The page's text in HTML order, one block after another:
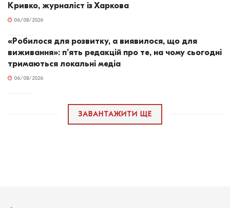
Кривко, журналіст із Харкова
06/08/2026
«Робилося для розвитку, а виявилося, що для
виживання»: п’ять редакцій про те, на чому сьогодні
тримаються локальні медіа
06/08/2026
ЗАВАНТАЖИТИ ЩЕ